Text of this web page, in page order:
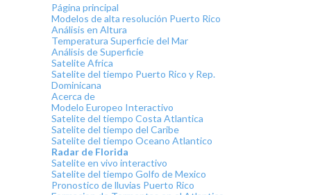
Página principal
Modelos de alta resolución Puerto Rico
Análisis en Altura
Temperatura Superficie del Mar
Análisis de Superficie
Satelite Africa
Satelite del tiempo Puerto Rico y Rep.
Dominicana
Acerca de
Modelo Europeo Interactivo
Satelite del tiempo Costa Atlantica
Satelite del tiempo del Caribe
Satelite del tiempo Oceano Atlantico
Radar de Florida
Satelite en vivo interactivo
Satelite del tiempo Golfo de Mexico
Pronostico de lluvias Puerto Rico